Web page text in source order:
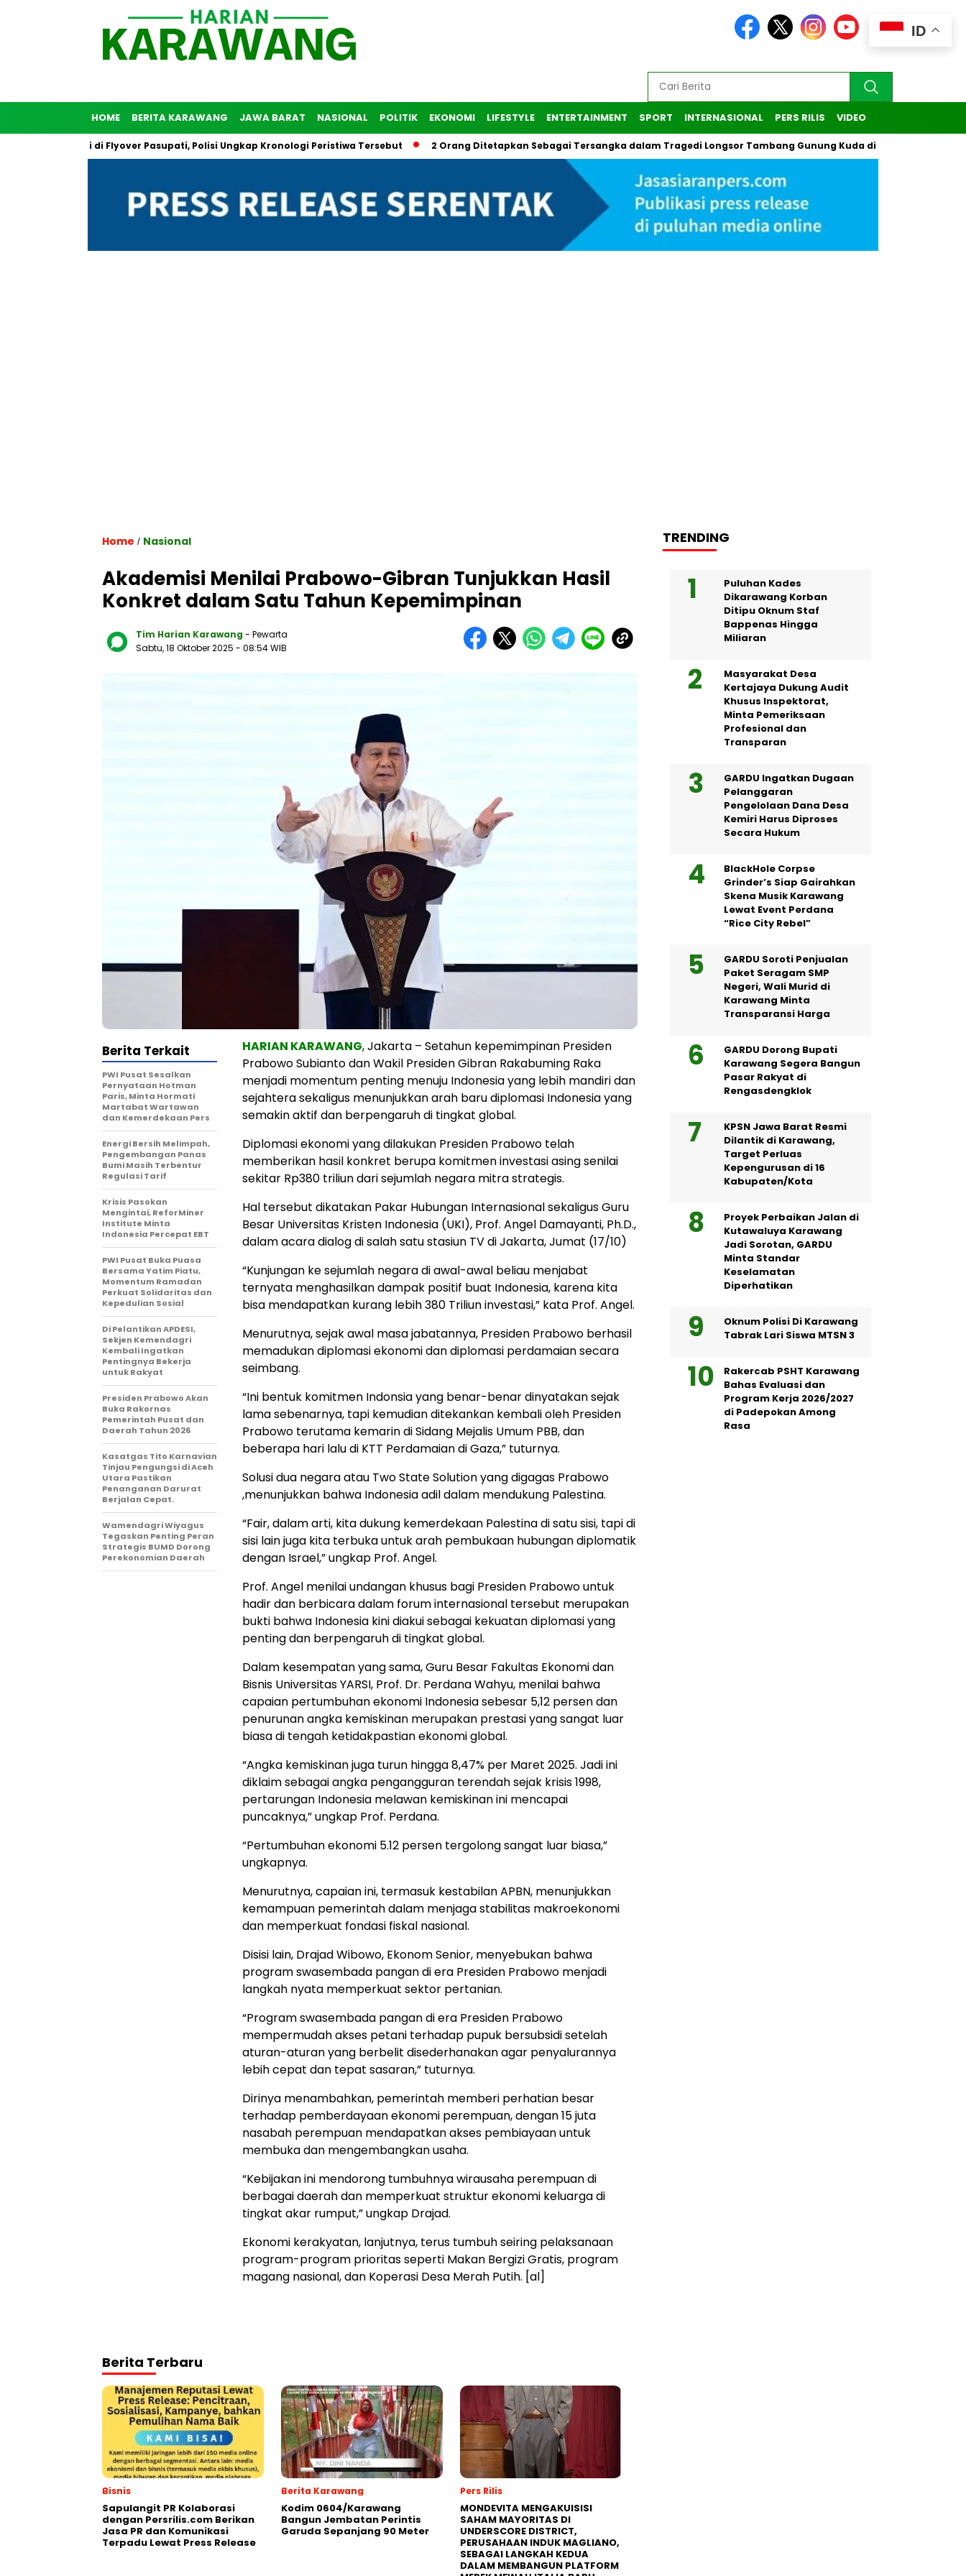
HOME BERITA KARAWANG JAWA BARAT NASIONAL POLITIK EKONOMI LIFESTYLE ENTERTAINMENT SPORT INTERNASIONAL PERS RILIS VIDEO
Diri di Flyover Pasupati, Polisi Ungkap Kronologi Peristiwa Tersebut 2 Orang Ditetapkan Sebagai Tersangka dalam Tragedi Longsor Tambang Gunung Kuda di Cirebon
Home / Nasional
Akademisi Menilai Prabowo-Gibran Tunjukkan Hasil
Konkret dalam Satu Tahun Kepemimpinan
Tim Harian Karawang - Pewarta
Sabtu, 18 Oktober 2025 - 08:54 WIB
HARIAN KARAWANG, Jakarta – Setahun kepemimpinan Presiden
Prabowo Subianto dan Wakil Presiden Gibran Rakabuming Raka
menjadi momentum penting menuju Indonesia yang lebih mandiri dan
sejahtera sekaligus menunjukkan arah baru diplomasi Indonesia yang
semakin aktif dan berpengaruh di tingkat global.
Diplomasi ekonomi yang dilakukan Presiden Prabowo telah
memberikan hasil konkret berupa komitmen investasi asing senilai
sekitar Rp380 triliun dari sejumlah negara mitra strategis.
Hal tersebut dikatakan Pakar Hubungan Internasional sekaligus Guru
Besar Universitas Kristen Indonesia (UKI), Prof. Angel Damayanti, Ph.D.,
dalam acara dialog di salah satu stasiun TV di Jakarta, Jumat (17/10)
“Kunjungan ke sejumlah negara di awal-awal beliau menjabat
ternyata menghasilkan dampak positif buat Indonesia, karena kita
bisa mendapatkan kurang lebih 380 Triliun investasi,” kata Prof. Angel.
Menurutnya, sejak awal masa jabatannya, Presiden Prabowo berhasil
memadukan diplomasi ekonomi dan diplomasi perdamaian secara
seimbang.
“Ini bentuk komitmen Indonsia yang benar-benar dinyatakan sejak
lama sebenarnya, tapi kemudian ditekankan kembali oleh Presiden
Prabowo terutama kemarin di Sidang Mejalis Umum PBB, dan
beberapa hari lalu di KTT Perdamaian di Gaza,” tuturnya.
Solusi dua negara atau Two State Solution yang digagas Prabowo
,menunjukkan bahwa Indonesia adil dalam mendukung Palestina.
“Fair, dalam arti, kita dukung kemerdekaan Palestina di satu sisi, tapi di
sisi lain juga kita terbuka untuk arah pembukaan hubungan diplomatik
dengan Israel,” ungkap Prof. Angel.
Prof. Angel menilai undangan khusus bagi Presiden Prabowo untuk
hadir dan berbicara dalam forum internasional tersebut merupakan
bukti bahwa Indonesia kini diakui sebagai kekuatan diplomasi yang
penting dan berpengaruh di tingkat global.
Dalam kesempatan yang sama, Guru Besar Fakultas Ekonomi dan
Bisnis Universitas YARSI, Prof. Dr. Perdana Wahyu, menilai bahwa
capaian pertumbuhan ekonomi Indonesia sebesar 5,12 persen dan
penurunan angka kemiskinan merupakan prestasi yang sangat luar
biasa di tengah ketidakpastian ekonomi global.
“Angka kemiskinan juga turun hingga 8,47% per Maret 2025. Jadi ini
diklaim sebagai angka pengangguran terendah sejak krisis 1998,
pertarungan Indonesia melawan kemiskinan ini mencapai
puncaknya,” ungkap Prof. Perdana.
“Pertumbuhan ekonomi 5.12 persen tergolong sangat luar biasa,”
ungkapnya.
Menurutnya, capaian ini, termasuk kestabilan APBN, menunjukkan
kemampuan pemerintah dalam menjaga stabilitas makroekonomi
dan memperkuat fondasi fiskal nasional.
Disisi lain, Drajad Wibowo, Ekonom Senior, menyebukan bahwa
program swasembada pangan di era Presiden Prabowo menjadi
langkah nyata memperkuat sektor pertanian.
“Program swasembada pangan di era Presiden Prabowo
mempermudah akses petani terhadap pupuk bersubsidi setelah
aturan-aturan yang berbelit disederhanakan agar penyalurannya
lebih cepat dan tepat sasaran,” tuturnya.
Dirinya menambahkan, pemerintah memberi perhatian besar
terhadap pemberdayaan ekonomi perempuan, dengan 15 juta
nasabah perempuan mendapatkan akses pembiayaan untuk
membuka dan mengembangkan usaha.
“Kebijakan ini mendorong tumbuhnya wirausaha perempuan di
berbagai daerah dan memperkuat struktur ekonomi keluarga di
tingkat akar rumput,” ungkap Drajad.
Ekonomi kerakyatan, lanjutnya, terus tumbuh seiring pelaksanaan
program-program prioritas seperti Makan Bergizi Gratis, program
magang nasional, dan Koperasi Desa Merah Putih. [al]
Berita Terkait
PWI Pusat Sesalkan
Pernyataan Hotman
Paris, Minta Hormati
Martabat Wartawan
dan Kemerdekaan Pers
Energi Bersih Melimpah,
Pengembangan Panas
Bumi Masih Terbentur
Regulasi Tarif
Krisis Pasokan
Mengintai, ReforMiner
Institute Minta
Indonesia Percepat EBT
PWI Pusat Buka Puasa
Bersama Yatim Piatu,
Momentum Ramadan
Perkuat Solidaritas dan
Kepedulian Sosial
Di Pelantikan APDESI,
Sekjen Kemendagri
Kembali Ingatkan
Pentingnya Bekerja
untuk Rakyat
Presiden Prabowo Akan
Buka Rakornas
Pemerintah Pusat dan
Daerah Tahun 2026
Kasatgas Tito Karnavian
Tinjau Pengungsi di Aceh
Utara Pastikan
Penanganan Darurat
Berjalan Cepat.
Wamendagri Wiyagus
Tegaskan Penting Peran
Strategis BUMD Dorong
Perekonomian Daerah
Berita Terbaru
Bisnis
Sapulangit PR Kolaborasi
dengan Persrilis.com Berikan
Jasa PR dan Komunikasi
Terpadu Lewat Press Release
Berita Karawang
Kodim 0604/Karawang
Bangun Jembatan Perintis
Garuda Sepanjang 90 Meter
Pers Rilis
MONDEVITA MENGAKUISISI
SAHAM MAYORITAS DI
UNDERSCORE DISTRICT,
PERUSAHAAN INDUK MAGLIANO,
SEBAGAI LANGKAH KEDUA
DALAM MEMBANGUN PLATFORM
TRENDING
Puluhan Kades
Dikarawang Korban
Ditipu Oknum Staf
Bappenas Hingga
Miliaran
Masyarakat Desa
Kertajaya Dukung Audit
Khusus Inspektorat,
Minta Pemeriksaan
Profesional dan
Transparan
GARDU Ingatkan Dugaan
Pelanggaran
Pengelolaan Dana Desa
Kemiri Harus Diproses
Secara Hukum
BlackHole Corpse
Grinder’s Siap Gairahkan
Skena Musik Karawang
Lewat Event Perdana
“Rice City Rebel”
GARDU Soroti Penjualan
Paket Seragam SMP
Negeri, Wali Murid di
Karawang Minta
Transparansi Harga
GARDU Dorong Bupati
Karawang Segera Bangun
Pasar Rakyat di
Rengasdengklok
KPSN Jawa Barat Resmi
Dilantik di Karawang,
Target Perluas
Kepengurusan di 16
Kabupaten/Kota
Proyek Perbaikan Jalan di
Kutawaluya Karawang
Jadi Sorotan, GARDU
Minta Standar
Keselamatan
Diperhatikan
Oknum Polisi Di Karawang
Tabrak Lari Siswa MTSN 3
Rakercab PSHT Karawang
Bahas Evaluasi dan
Program Kerja 2026/2027
di Padepokan Among
Rasa
ID